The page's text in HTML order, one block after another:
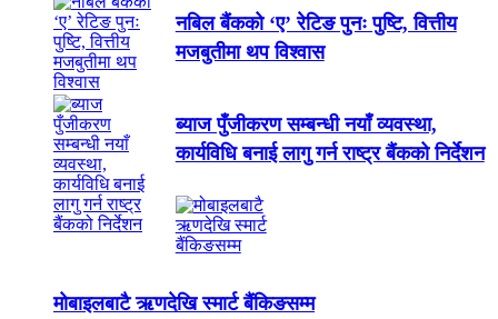
नबिल बैंकको ‘ए’ रेटिङ पुनः पुष्टि, वित्तीय
मजबुतीमा थप विश्वास
ब्याज पुँजीकरण सम्बन्धी नयाँ व्यवस्था,
कार्यविधि बनाई लागु गर्न राष्ट्र बैंकको निर्देशन
मोबाइलबाटै ऋणदेखि स्मार्ट बैंकिङसम्म